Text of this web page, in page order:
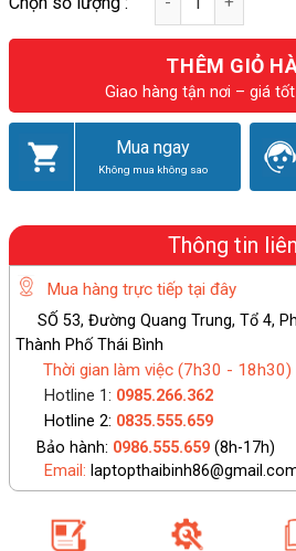
THÊM GIỎ
Giao hàng tận nơi – giá
Mua ngay
Không mua không sao
Thông tin
Mua hàng trực tiếp tại đây
SỐ 53, Đường Quang Trung, Tổ 4,
Thành Phố Thái Bình
Thời gian làm việc (7h30 - 18h30)
Hotline 1: 0985.266.362
Hotline 2: 0835.555.659
Bảo hành: 0986.555.659 (8h-17h)
Email: